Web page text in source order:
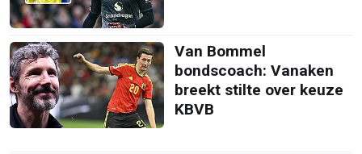
Van Bommel
bondscoach: Vanaken
breekt stilte over keuze
KBVB